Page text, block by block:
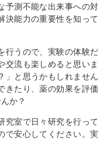
予測不能な出来事への対
決能力の重要性を知って
行うので、実験の体験だ
交流も楽しめると思いま
」と思うかもしれません
きたり、薬の効果を評価
か？
究室で日々研究を行って
で安心してください。実